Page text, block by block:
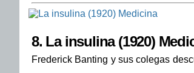
8. La insulina (1920)
Frederick Banting y sus colegas